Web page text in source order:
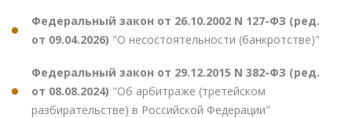
Федеральный закон от 26.10.2002 N 127-ФЗ (ред.
от 09.04.2026) "О несостоятельности (банкротстве)"
Федеральный закон от 29.12.2015 N 382-ФЗ (ред.
от 08.08.2024) "Об арбитраже (третейском
разбирательстве) в Российской Федерации"